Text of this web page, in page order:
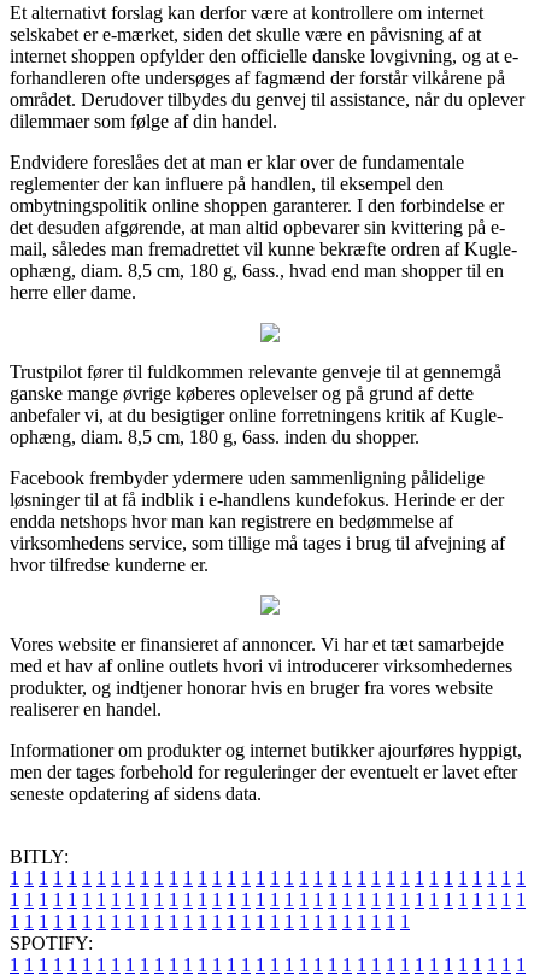
Et alternativt forslag kan derfor være at kontrollere om internet
selskabet er e-mærket, siden det skulle være en påvisning af at
internet shoppen opfylder den officielle danske lovgivning, og at e-
forhandleren ofte undersøges af fagmænd der forstår vilkårene på
området. Derudover tilbydes du genvej til assistance, når du oplever
dilemmaer som følge af din handel.
Endvidere foreslåes det at man er klar over de fundamentale
reglementer der kan influere på handlen, til eksempel den
ombytningspolitik online shoppen garanterer. I den forbindelse er
det desuden afgørende, at man altid opbevarer sin kvittering på e-
mail, således man fremadrettet vil kunne bekræfte ordren af Kugle-
ophæng, diam. 8,5 cm, 180 g, 6ass., hvad end man shopper til en
herre eller dame.
Trustpilot fører til fuldkommen relevante genveje til at gennemgå
ganske mange øvrige køberes oplevelser og på grund af dette
anbefaler vi, at du besigtiger online forretningens kritik af Kugle-
ophæng, diam. 8,5 cm, 180 g, 6ass. inden du shopper.
Facebook frembyder ydermere uden sammenligning pålidelige
løsninger til at få indblik i e-handlens kundefokus. Herinde er der
endda netshops hvor man kan registrere en bedømmelse af
virksomhedens service, som tillige må tages i brug til afvejning af
hvor tilfredse kunderne er.
Vores website er finansieret af annoncer. Vi har et tæt samarbejde
med et hav af online outlets hvori vi introducerer virksomhedernes
produkter, og indtjener honorar hvis en bruger fra vores website
realiserer en handel.
Informationer om produkter og internet butikker ajourføres hyppigt,
men der tages forbehold for reguleringer der eventuelt er lavet efter
seneste opdatering af sidens data.
BITLY:
1 1 1 1 1 1 1 1 1 1 1 1 1 1 1 1 1 1 1 1 1 1 1 1 1 1 1 1 1 1 1 1 1 1 1 1
1 1 1 1 1 1 1 1 1 1 1 1 1 1 1 1 1 1 1 1 1 1 1 1 1 1 1 1 1 1 1 1 1 1 1 1
1 1 1 1 1 1 1 1 1 1 1 1 1 1 1 1 1 1 1 1 1 1 1 1 1 1 1 1
SPOTIFY:
1 1 1 1 1 1 1 1 1 1 1 1 1 1 1 1 1 1 1 1 1 1 1 1 1 1 1 1 1 1 1 1 1 1 1 1